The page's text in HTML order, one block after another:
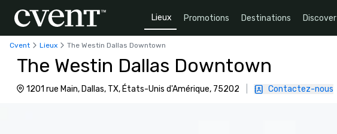
Lieux Promotions Destinations Discover
Cvent Lieux The Westin Dallas Downtown
The Westin Dallas Downtown
1201 rue Main, Dallas, TX, États-Unis d'Amérique, 75202 Contactez-nous